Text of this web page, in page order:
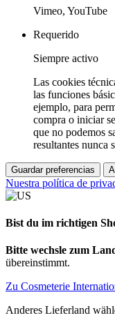
Vimeo, YouTube
Requerido
Siempre activo
Las cookies
las funciones
ejemplo, para
compra o iniciar
que no podemos
resultantes nunca
Guardar preferencias
Nuestra política de
Bist du im richtigen
Bitte wechsle zum
übereinstimmt.
Zu Cosmeterie
Anderes Lieferland